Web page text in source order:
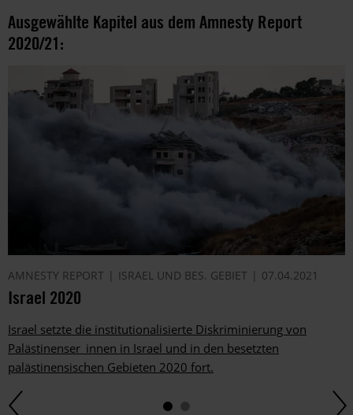
Ausgewählte Kapitel aus dem Amnesty Report
2020/21:
AMNESTY REPORT ISRAEL UND BES. GEBIET 07.04.2021
Israel 2020
Israel setzte die institutionalisierte Diskriminierung von
Palästinenser_innen in Israel und in den besetzten
palästinensischen Gebieten 2020 fort.